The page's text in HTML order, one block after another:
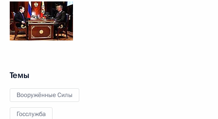
Темы
Вооружённые Силы
Госслужба